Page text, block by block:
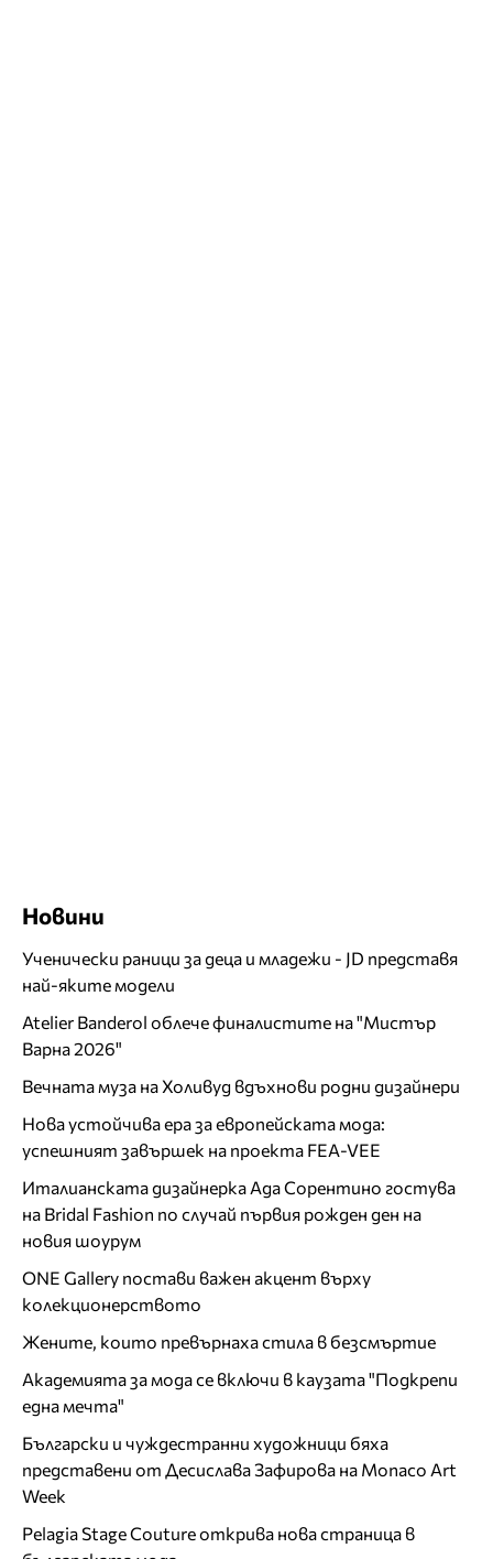
Новини
Ученически раници за деца и младежи - JD представя
най-яките модели
Atelier Banderol облече финалистите на "Мистър
Варна 2026"
Вечната муза на Холивуд вдъхнови родни дизайнери
Нова устойчива ера за европейската мода:
успешният завършек на проекта FEA-VEE
Италианската дизайнерка Ада Сорентино гостува
на Bridal Fashion по случай първия рожден ден на
новия шоурум
ONE Gallery постави важен акцент върху
колекционерството
Жените, които превърнаха стила в безсмъртие
Академията за мода се включи в каузата "Подкрепи
една мечта"
Български и чуждестранни художници бяха
представени от Десислава Зафирова на Monaco Art
Week
Pelagia Stage Couture открива нова страница в